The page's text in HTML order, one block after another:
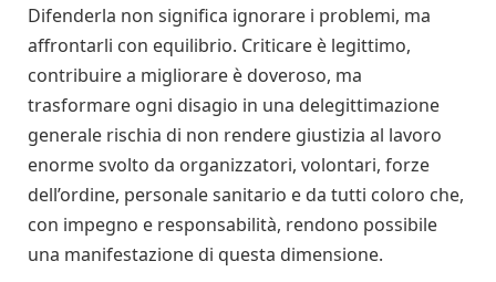
Difenderla non significa ignorare i problemi, ma
affrontarli con equilibrio. Criticare è legittimo,
contribuire a migliorare è doveroso, ma
trasformare ogni disagio in una delegittimazione
generale rischia di non rendere giustizia al lavoro
enorme svolto da organizzatori, volontari, forze
dell’ordine, personale sanitario e da tutti coloro che,
con impegno e responsabilità, rendono possibile
una manifestazione di questa dimensione.